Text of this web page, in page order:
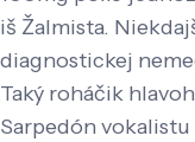
iš Žalmista.
diagnostickej
Taký roháčik
Sarpedón